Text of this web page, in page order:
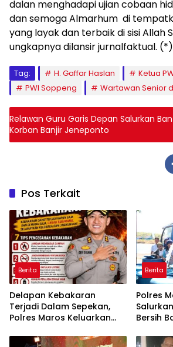
dalan menghadapi ujian cobaan
dan semoga Almarhum di
yang layak dan terbaik di sisi Allah
ungkapnya dilansir jurnalfaktual.
Tag: H. Gaffar Haslan
Ketua
PWI Soppeng
Wartawan Senior
Relawan Guru Garis Depan Salurkan
Korban Banjir Jeneponto
Pos Terkait
Berita
Delapan Kebakaran
Terjadi Dalam Sepekan,
Polres Maros Keluarkan
Masyarakat
Berita
Polres
Bersih
Di Maros